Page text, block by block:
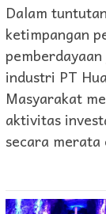
Dalam
ketimpangan
industri PT
Masyarakat
aktivitas
secara